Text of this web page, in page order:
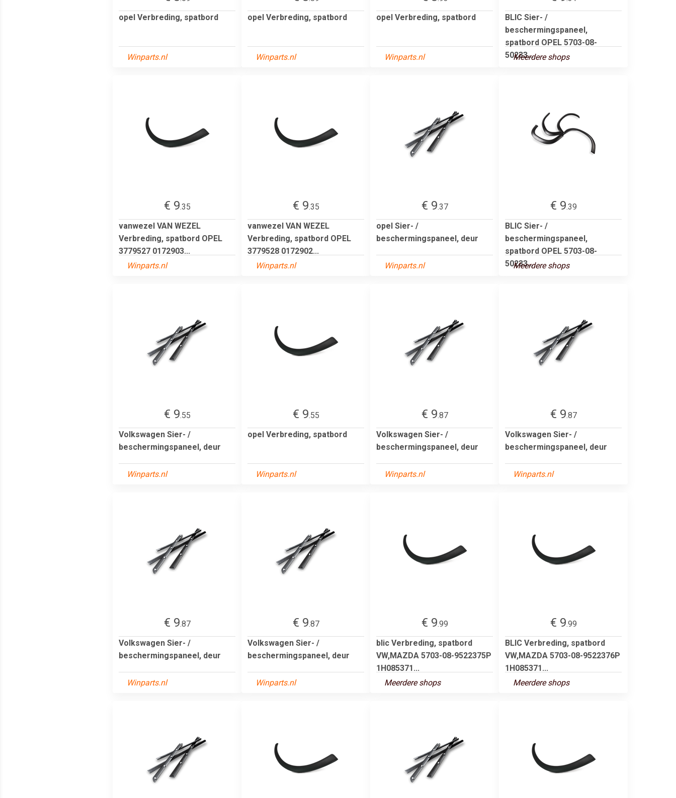
opel Verbreding, spatbord
Winparts.nl
opel Verbreding, spatbord
Winparts.nl
opel Verbreding, spatbord
Winparts.nl
BLIC Sier- /
beschermingspaneel,
spatbord OPEL 5703-08-
50233...
Meerdere shops
€ 9.35
vanwezel VAN WEZEL
Verbreding, spatbord OPEL
3779527 0172903...
Winparts.nl
€ 9.35
vanwezel VAN WEZEL
Verbreding, spatbord OPEL
3779528 0172902...
Winparts.nl
€ 9.37
opel Sier- /
beschermingspaneel, deur
Winparts.nl
€ 9.39
BLIC Sier- /
beschermingspaneel,
spatbord OPEL 5703-08-
50233...
Meerdere shops
€ 9.55
Volkswagen Sier- /
beschermingspaneel, deur
Winparts.nl
€ 9.55
opel Verbreding, spatbord
Winparts.nl
€ 9.87
Volkswagen Sier- /
beschermingspaneel, deur
Winparts.nl
€ 9.87
Volkswagen Sier- /
beschermingspaneel, deur
Winparts.nl
€ 9.87
Volkswagen Sier- /
beschermingspaneel, deur
Winparts.nl
€ 9.87
Volkswagen Sier- /
beschermingspaneel, deur
Winparts.nl
€ 9.99
blic Verbreding, spatbord
VW,MAZDA 5703-08-9522375P
1H085371...
Meerdere shops
€ 9.99
BLIC Verbreding, spatbord
VW,MAZDA 5703-08-9522376P
1H085371...
Meerdere shops